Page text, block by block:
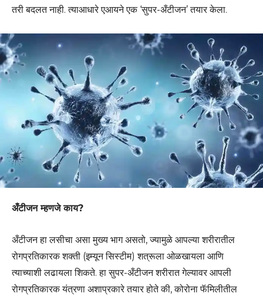
तरी बदलत नाही. त्याआधारे एआयने एक ‘सुपर-अँटीजन’ तयार केला.
अँटीजन म्हणजे काय?
अँटीजन हा लसीचा असा मुख्य भाग असतो, ज्यामुळे आपल्या शरीरातील
रोगप्रतिकारक शक्ती (इम्यून सिस्टीम) शत्रूला ओळखायला आणि
त्याच्याशी लढायला शिकते. हा सुपर-अँटीजन शरीरात गेल्यावर आपली
रोगप्रतिकारक यंत्रणा अशाप्रकारे तयार होते की, कोरोना फॅमिलीतील